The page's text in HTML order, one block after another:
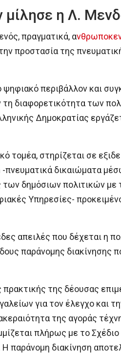
μίλησε η Λ.
πραγματικά, α
προστασία της
περιβάλλον και
των
Δημοκρατίας
στηρίζεται σε
δικαιώματα
δημόσιων πολιτικών
Υπηρεσίες-
απειλές που δέχεται η
παράνομης διακίνησης
πρακτικής της δέουσας
για τον έλεγχο και
της αγοράς
πλήρως με το
παράνομη διακίνηση